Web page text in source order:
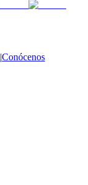
|Conócenos